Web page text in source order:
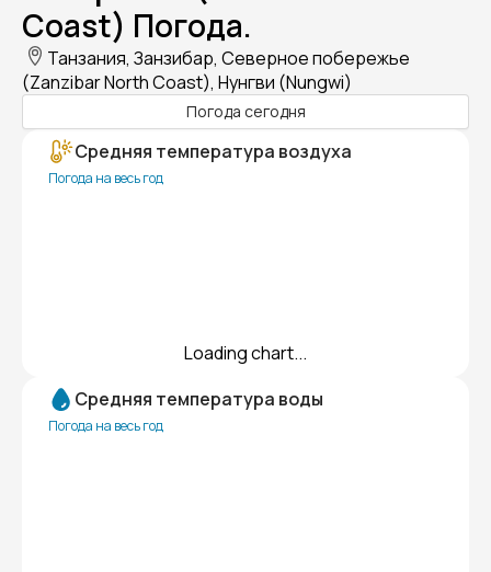
Coast) Погода.
Танзания, Занзибар, Северное побережье
(Zanzibar North Coast), Нунгви (Nungwi)
Погода сегодня
Средняя температура воздуха
Погода на весь год
Loading chart...
Средняя температура воды
Погода на весь год